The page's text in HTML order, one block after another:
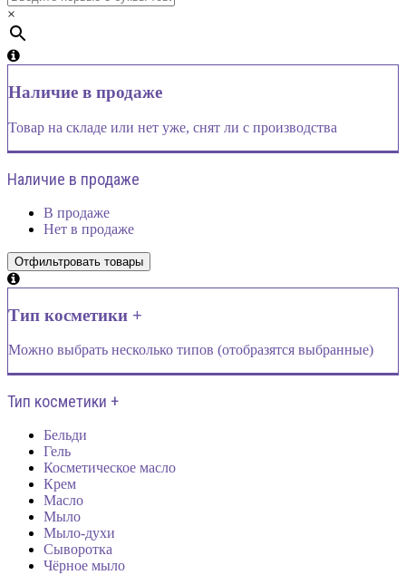
×
Наличие в продаже
Товар на складе или нет уже, снят ли с производства
Наличие в продаже
В продаже
Нет в продаже
Тип косметики +
Можно выбрать несколько типов (отобразятся выбранные)
Тип косметики +
Бельди
Гель
Косметическое масло
Крем
Масло
Мыло
Мыло-духи
Сыворотка
Чёрное мыло